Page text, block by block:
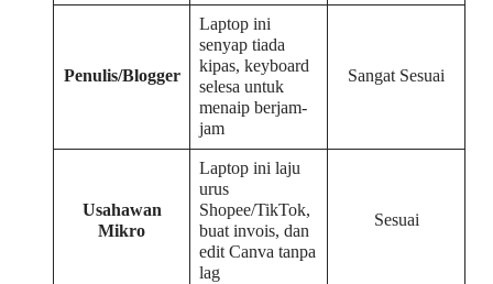
Penulis/Blogger
Laptop ini
senyap tiada
kipas, keyboard
selesa untuk
menaip berjam-
jam
Sangat Sesuai
Usahawan
Mikro
Laptop ini laju
urus
Shopee/TikTok,
buat invois, dan
edit Canva tanpa
lag
Sesuai